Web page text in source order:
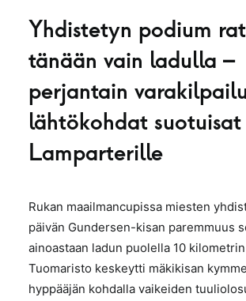
Yhdistetyn podium
tänään vain ladulla –
perjantain
lähtökohdat
Lamparterille
Rukan maailmancupissa miesten
päivän Gundersen-kisan paremmuus
ainoastaan ladun puolella 10
Tuomaristo keskeytti mäkikisan
hyppääjän kohdalla vaikeiden